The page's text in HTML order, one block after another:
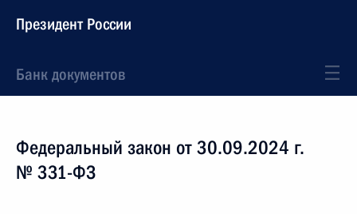
Президент России
Банк документов
Федеральный закон от 30.09.2024 г.
№ 331-ФЗ